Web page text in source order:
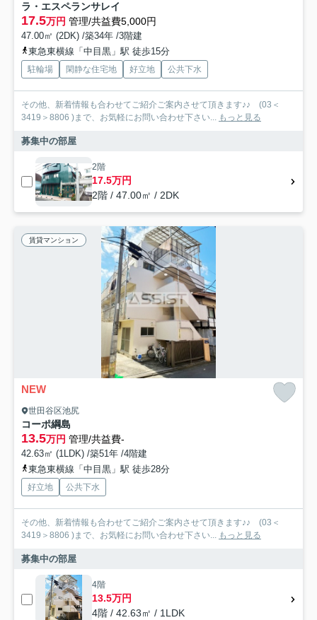
ラ・エスペランサレイ
17.5万円 管理/共益費5,000円
47.00㎡ (2DK) /築34年 /3階建
東急東横線「中目黒」駅 徒歩15分
駐輪場 閑静な住宅地 好立地 公共下水
その他、新着情報も合わせてご紹介ご案内させて頂きます♪♪ (03＜
3419＞8806 )まで、お気軽にお問い合わせ下さい... もっと見る
募集中の部屋
2階
17.5万円
2階 / 47.00㎡ / 2DK
賃貸マンション
NEW
世田谷区池尻
コーポ綱島
13.5万円 管理/共益費-
42.63㎡ (1LDK) /築51年 /4階建
東急東横線「中目黒」駅 徒歩28分
好立地 公共下水
その他、新着情報も合わせてご紹介ご案内させて頂きます♪♪ (03＜
3419＞8806 )まで、お気軽にお問い合わせ下さい... もっと見る
募集中の部屋
4階
13.5万円
4階 / 42.63㎡ / 1LDK